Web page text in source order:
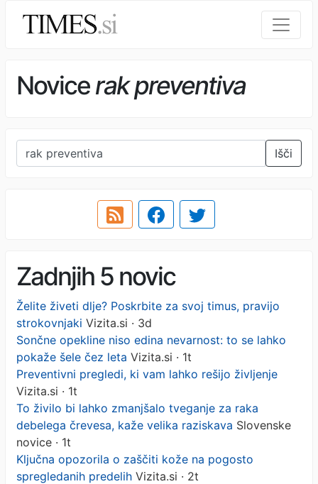
Novicerak preventiva
Išči
Zadnjih 5 novic
Želite živeti dlje? Poskrbite za svoj timus, pravijo
strokovnjaki Vizita.si · 3d
Sončne opekline niso edina nevarnost: to se lahko
pokaže šele čez leta Vizita.si · 1t
Preventivni pregledi, ki vam lahko rešijo življenje
Vizita.si · 1t
To živilo bi lahko zmanjšalo tveganje za raka
debelega črevesa, kaže velika raziskava Slovenske
novice · 1t
Ključna opozorila o zaščiti kože na pogosto
spregledanih predelih Vizita.si · 2t